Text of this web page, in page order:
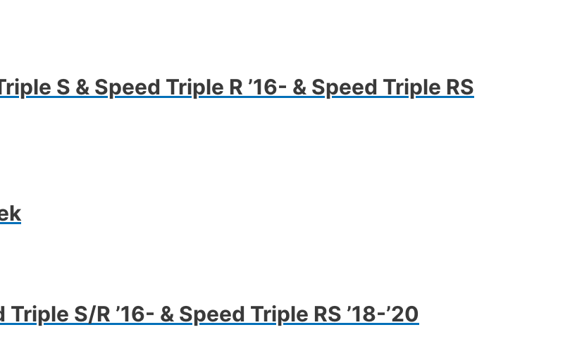
S & Speed Triple R ’16- & Speed Triple RS
S/R ’16- & Speed Triple RS ’18-’20